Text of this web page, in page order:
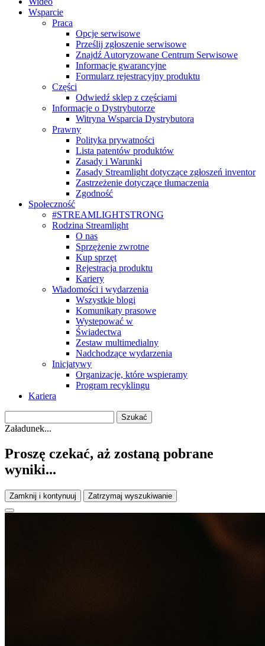
Wsparcie
Praca
Opcje serwisowe
Prześlij zgłoszenie serwisowe
Znajdź Autoryzowane Centrum Serwisowe
Informacje gwarancyjne
Formularz rejestracyjny produktu
Części
Odwiedź sklep z częściami
Informacje o Dystrybutorze
Witryna Wsparcia Dystrybutora
Prawny
Polityka prywatności
Lista patentów produktów
Zasady i Warunki
Zasady Streamlight dotyczące zgłoszeń inventor
Zastrzeżenie dotyczące tłumaczenia
Zgodność
Społeczność
#STREAMLIGHTSTRONG
Rodzina Streamlight
O nas
Sprzężenie zwrotne
Kup sprzęt
Rejestracja produktu
Kariery
Wiadomości i wydarzenia
Wszystkie blogi
Komunikaty prasowe
Wystepować w
Świadectwa
Zestaw multimedialny
Nadchodzące wydarzenia
Inicjatywy
Organizacje, które wspieramy
Program recyklingu
Kariera
Załadunek...
Proszę czekać, aż zostaną pobrane
wyniki...
Zamknij i kontynuuj Zatrzymaj wyszukiwanie